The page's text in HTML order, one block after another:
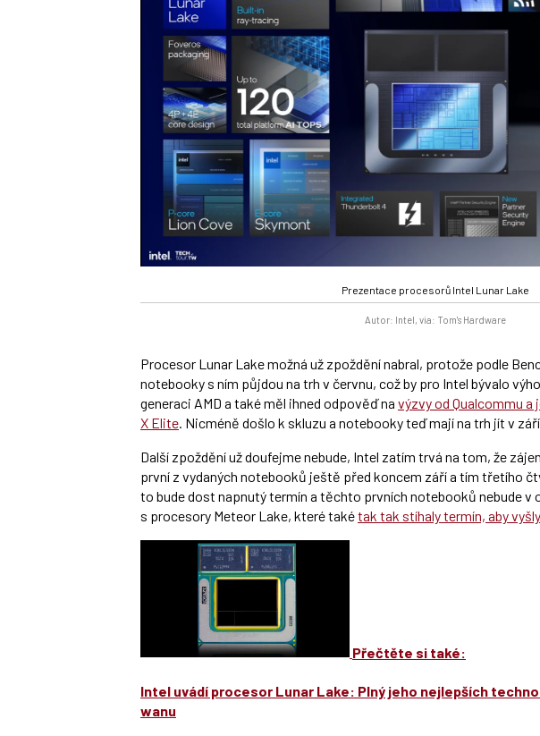
Prezentace procesorů Intel Lunar Lake
Autor: Intel, via: Tom's Hardware
Procesor Lunar Lake možná už zpoždění nabral, protože podle
notebooky s ním půjdou na trh v červnu, což by pro Intel bývalo
generaci AMD a také měl ihned odpověď na výzvy od Qualcommu a
X Elite. Nicméně došlo k skluzu a notebooky teď mají na trh jít v
Další zpoždění už doufejme nebude, Intel zatím trvá na tom, že
první z vydaných notebooků ještě před koncem září a tím třetího
to bude dost napnutý termín a těchto prvních notebooků nebude v
s procesory Meteor Lake, které takétak tak stíhaly termín, aby
Přečtěte si také:
Intel uvádí procesor Lunar Lake: Plný jeho nejlepších
wanu